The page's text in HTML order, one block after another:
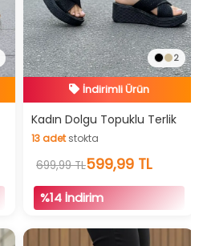
2
İndirimli Ürün
Hızlı Teslimat
İndirimli Ürün
Kadın Dolgu Topuklu Terlik
13adetstokta
13 adetstokta
699,99 TL599,99 TL
%14 İndirim